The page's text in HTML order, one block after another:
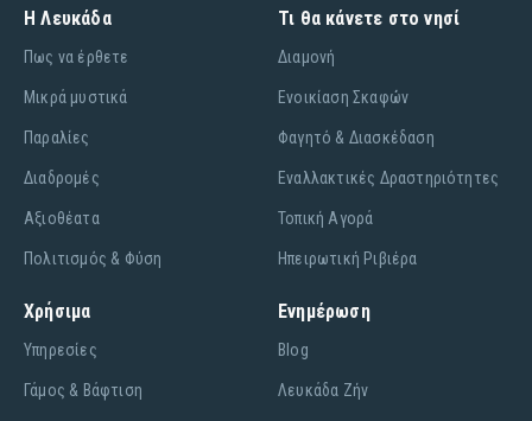
Η Λευκάδα
Πως να έρθετε
Μικρά μυστικά
Παραλίες
Διαδρομές
Αξιοθέατα
Πολιτισμός & Φύση
Τι θα κάνετε στο νησί
Διαμονή
Ενοικίαση Σκαφών
Φαγητό & Διασκέδαση
Εναλλακτικές Δραστηριότητες
Τοπική Αγορά
Ηπειρωτική Ριβιέρα
Χρήσιμα
Υπηρεσίες
Γάμος & Βάφτιση
Ενημέρωση
Blog
Λευκάδα Ζήν